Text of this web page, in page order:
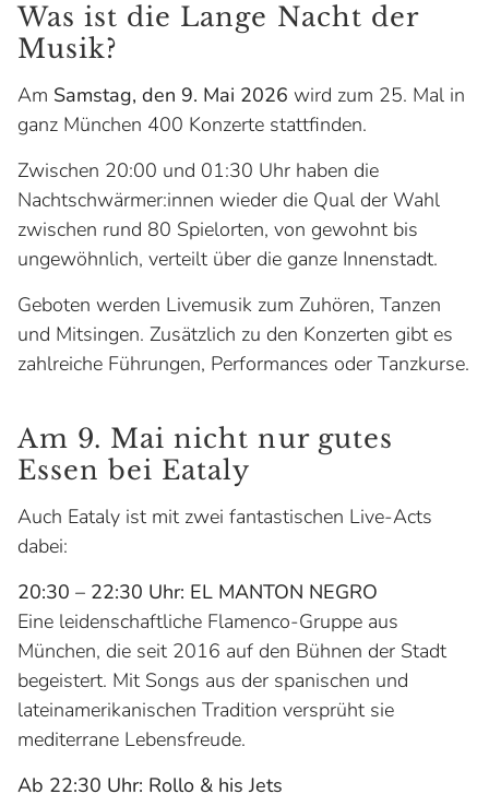
Was ist die Lange Nacht der
Musik?
Am Samstag, den 9. Mai 2026 wird zum 25. Mal in
ganz München 400 Konzerte stattfinden.
Zwischen 20:00 und 01:30 Uhr haben die
Nachtschwärmer:innen wieder die Qual der Wahl
zwischen rund 80 Spielorten, von gewohnt bis
ungewöhnlich, verteilt über die ganze Innenstadt.
Geboten werden Livemusik zum Zuhören, Tanzen
und Mitsingen. Zusätzlich zu den Konzerten gibt es
zahlreiche Führungen, Performances oder Tanzkurse.
Am 9. Mai nicht nur gutes
Essen bei Eataly
Auch Eataly ist mit zwei fantastischen Live-Acts
dabei:
20:30 – 22:30 Uhr: EL MANTON NEGRO
Eine leidenschaftliche Flamenco-Gruppe aus
München, die seit 2016 auf den Bühnen der Stadt
begeistert. Mit Songs aus der spanischen und
lateinamerikanischen Tradition versprüht sie
mediterrane Lebensfreude.
Ab 22:30 Uhr: Rollo & his Jets